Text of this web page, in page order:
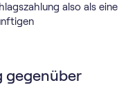
also als eine
gegenüber